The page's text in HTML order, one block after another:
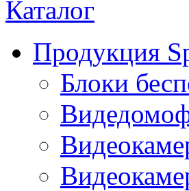
Каталог
Продукция
Блоки